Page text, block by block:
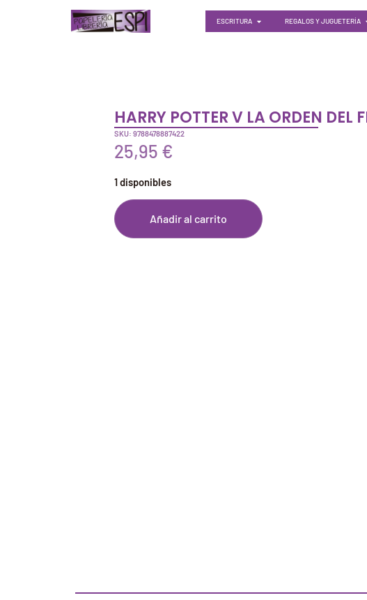
ESCRITURA REGALOS Y JUGUETERÍA
HARRY POTTER V LA ORDEN DEL
SKU: 9788478887422
25,95 €
1 disponibles
Añadir al carrito